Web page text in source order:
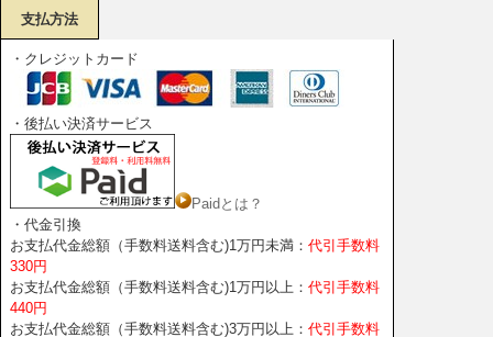
支払方法
・クレジットカード
・後払い決済サービス
Paidとは？
・代金引換
お支払代金総額（手数料送料含む)1万円未満： 代引手数料
330円
お支払代金総額（手数料送料含む)1万円以上： 代引手数料
440円
お支払代金総額（手数料送料含む)3万円以上： 代引手数料